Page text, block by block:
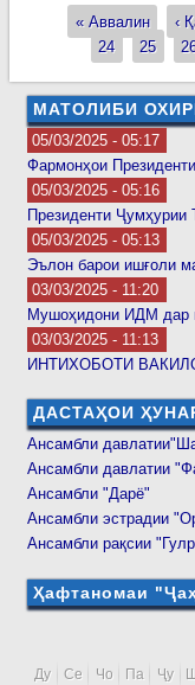
Страницы
« Аввалин ‹
24
25
МАТОЛИБИ
05/03/2025 - 05:17
Фармонҳои
05/03/2025 - 05:16
Президенти Ҷумҳурии
05/03/2025 - 05:13
Эълон барои ишғоли
03/03/2025 - 11:20
Мушоҳидони ИДМ дар
03/03/2025 - 11:13
ИНТИХОБОТИ
ДАСТАҲОИ
Ансамбли
Ансамбли давлатии
Ансамбли "Дарё"
Ансамбли эстрадии
Ансамбли рақсии
Ҳафтаномаи
Ду Се Чо Па Ҷу